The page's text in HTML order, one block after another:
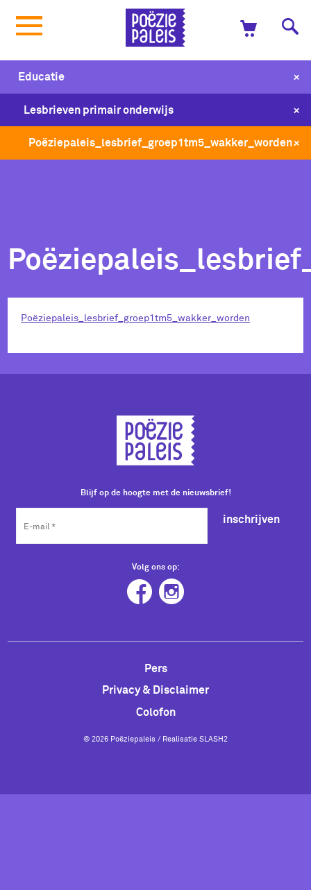
Educatie +
Lesbrieven primair onderwijs +
Poëziepaleis_lesbrief_groep1tm5_wakker_worden+
Poëziepaleis_lesbrief_groep1tm5_wakker_worden
Blijf op de hoogte met de nieuwsbrief!
inschrijven
Volg ons op:
Pers
Privacy & Disclaimer
Colofon
© 2026 Poëziepaleis / Realisatie SLASH2